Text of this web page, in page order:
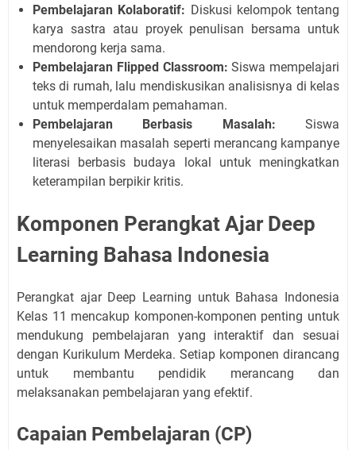
Pembelajaran Kolaboratif: Diskusi kelompok tentang
karya sastra atau proyek penulisan bersama untuk
mendorong kerja sama.
Pembelajaran Flipped Classroom: Siswa mempelajari
teks di rumah, lalu mendiskusikan analisisnya di kelas
untuk memperdalam pemahaman.
Pembelajaran Berbasis Masalah: Siswa
menyelesaikan masalah seperti merancang kampanye
literasi berbasis budaya lokal untuk meningkatkan
keterampilan berpikir kritis.
Komponen Perangkat Ajar Deep
Learning Bahasa Indonesia
Perangkat ajar Deep Learning untuk Bahasa Indonesia
Kelas 11 mencakup komponen-komponen penting untuk
mendukung pembelajaran yang interaktif dan sesuai
dengan Kurikulum Merdeka. Setiap komponen dirancang
untuk membantu pendidik merancang dan
melaksanakan pembelajaran yang efektif.
Capaian Pembelajaran (CP)